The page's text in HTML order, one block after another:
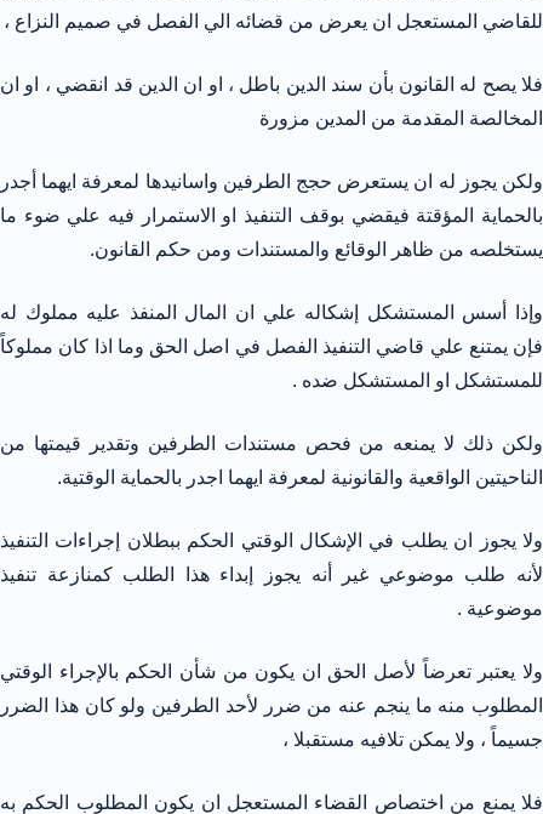
للقاضي المستعجل ان يعرض من قضائه الي الفصل في صميم النزاع ،
فلا يصح له القانون بأن سند الدين باطل ، او ان الدين قد انقضي ، او ان
المخالصة المقدمة من المدين مزورة
ولكن يجوز له ان يستعرض حجج الطرفين واسانيدها لمعرفة ايهما أجدر
بالحماية المؤقتة فيقضي بوقف التنفيذ او الاستمرار فيه علي ضوء ما
يستخلصه من ظاهر الوقائع والمستندات ومن حكم القانون.
وإذا أسس المستشكل إشكاله علي ان المال المنفذ عليه مملوك له
فإن يمتنع علي قاضي التنفيذ الفصل في اصل الحق وما اذا كان مملوكاً
للمستشكل او المستشكل ضده .
ولكن ذلك لا يمنعه من فحص مستندات الطرفين وتقدير قيمتها من
الناحيتين الواقعية والقانونية لمعرفة ايهما اجدر بالحماية الوقتية.
ولا يجوز ان يطلب في الإشكال الوقتي الحكم ببطلان إجراءات التنفيذ
لأنه طلب موضوعي غير أنه يجوز إبداء هذا الطلب كمنازعة تنفيذ
موضوعية .
ولا يعتبر تعرضاً لأصل الحق ان يكون من شأن الحكم بالإجراء الوقتي
المطلوب منه ما ينجم عنه من ضرر لأحد الطرفين ولو كان هذا الضرر
جسيماً ، ولا يمكن تلافيه مستقبلا ،
فلا يمنع من اختصاص القضاء المستعجل ان يكون المطلوب الحكم به